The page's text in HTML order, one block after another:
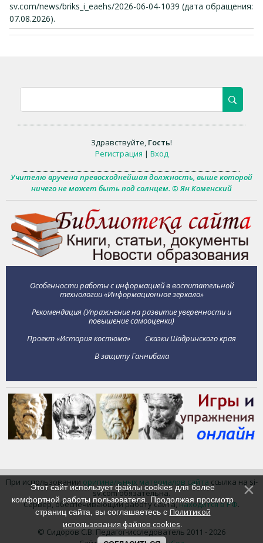
sv.com/news/briks_i_eaehs/2026-06-04-1039 (дата обращения:
07.08.2026).
Здравствуйте, Гость!
Регистрация | Вход
Учителю вручена превосходнейшая должность, выше которой
ничего не может быть под солнцем. © Ян Коменский
Особенности работы с информацией в воспитательной
технологии «Информационное зеркало»
Рекомендация (Упражнение на развитие уверенности и
повышение самооценки)
Проект «История костюма»
Сказки Шадринского края
В защиту Ганнибала
При использовании оригинальных материалов сайта ссылка на si-
sv.com обязательна.
Сервер, обеспечивающий работу сайта,находится в РФ.
© Сидоров С.В. Педагог-исследователь 2011 - 2026
Этот сайт использует файлы cookies для более
комфортной работы пользователя. Продолжая просмотр
страниц сайта, вы соглашаетесь с Политикой
использования файлов cookies